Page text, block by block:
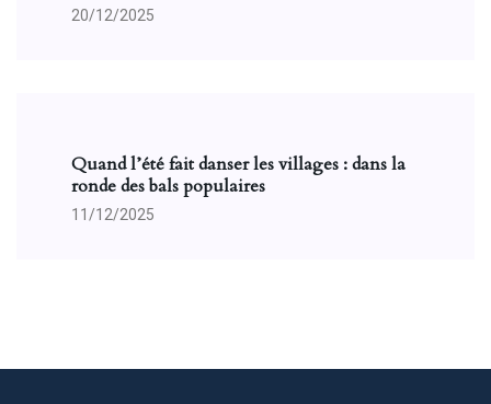
20/12/2025
Quand l’été fait danser les villages : dans la
ronde des bals populaires
11/12/2025